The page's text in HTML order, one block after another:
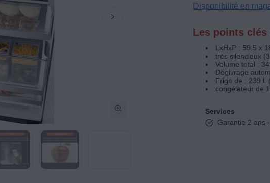
Disponibilité en
Les points clés
LxHxP : 59.5 x
très silencieux
Volume total :
Dégivrage
Frigo de : 239 L
congélateur de
Services
Garantie 2 ans -